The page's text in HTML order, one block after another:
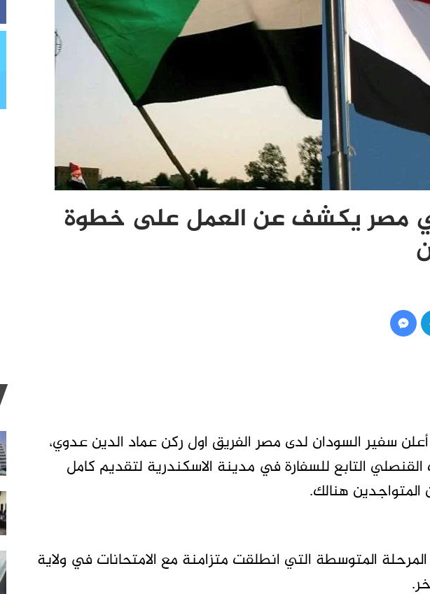
مصر يكشف عن العمل على خطوة
سفير السودان لدى مصر الفريق اول ركن عماد الدين عدوي،
التابع للسفارة في مدينة الاسكندرية لتقديم كامل
المتواجدين هنالك.
المتوسطة التي انطلقت متزامنة مع الامتحانات في ولاية